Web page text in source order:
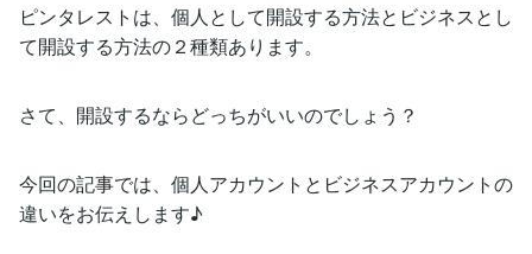
ピンタレストは、個人として開設する方法とビジネスとし
て開設する方法の２種類あります。
さて、開設するならどっちがいいのでしょう？
今回の記事では、個人アカウントとビジネスアカウントの
違いをお伝えします♪